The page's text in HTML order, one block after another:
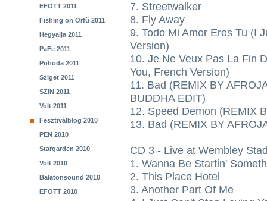
EFOTT 2011
Fishing on Orfű 2011
Hegyalja 2011
PaFe 2011
Pohoda 2011
Sziget 2011
SZIN 2011
Volt 2011
Fesztiválblog 2010
PEN 2010
Stargarden 2010
Volt 2010
Balatonsound 2010
EFOTT 2010
7. Streetwalker
8. Fly Away
9. Todo Mi Amor Eres Tu (I
Version)
10. Je Ne Veux Pas La Fin
You, French Version)
11. Bad (REMIX BY
BUDDHA EDIT)
12. Speed Demon (REMIX
13. Bad (REMIX BY
CD 3 - Live at Wembley
1. Wanna Be Startin'
2. This Place Hotel
3. Another Part Of Me